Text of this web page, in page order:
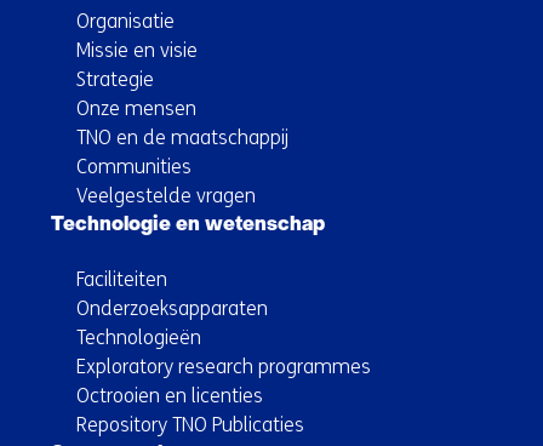
Organisatie
Missie en visie
Strategie
Onze mensen
TNO en de maatschappij
Communities
Veelgestelde vragen
Technologie en wetenschap
Faciliteiten
Onderzoeksapparaten
Technologieën
Exploratory research programmes
Octrooien en licenties
Repository TNO Publicaties